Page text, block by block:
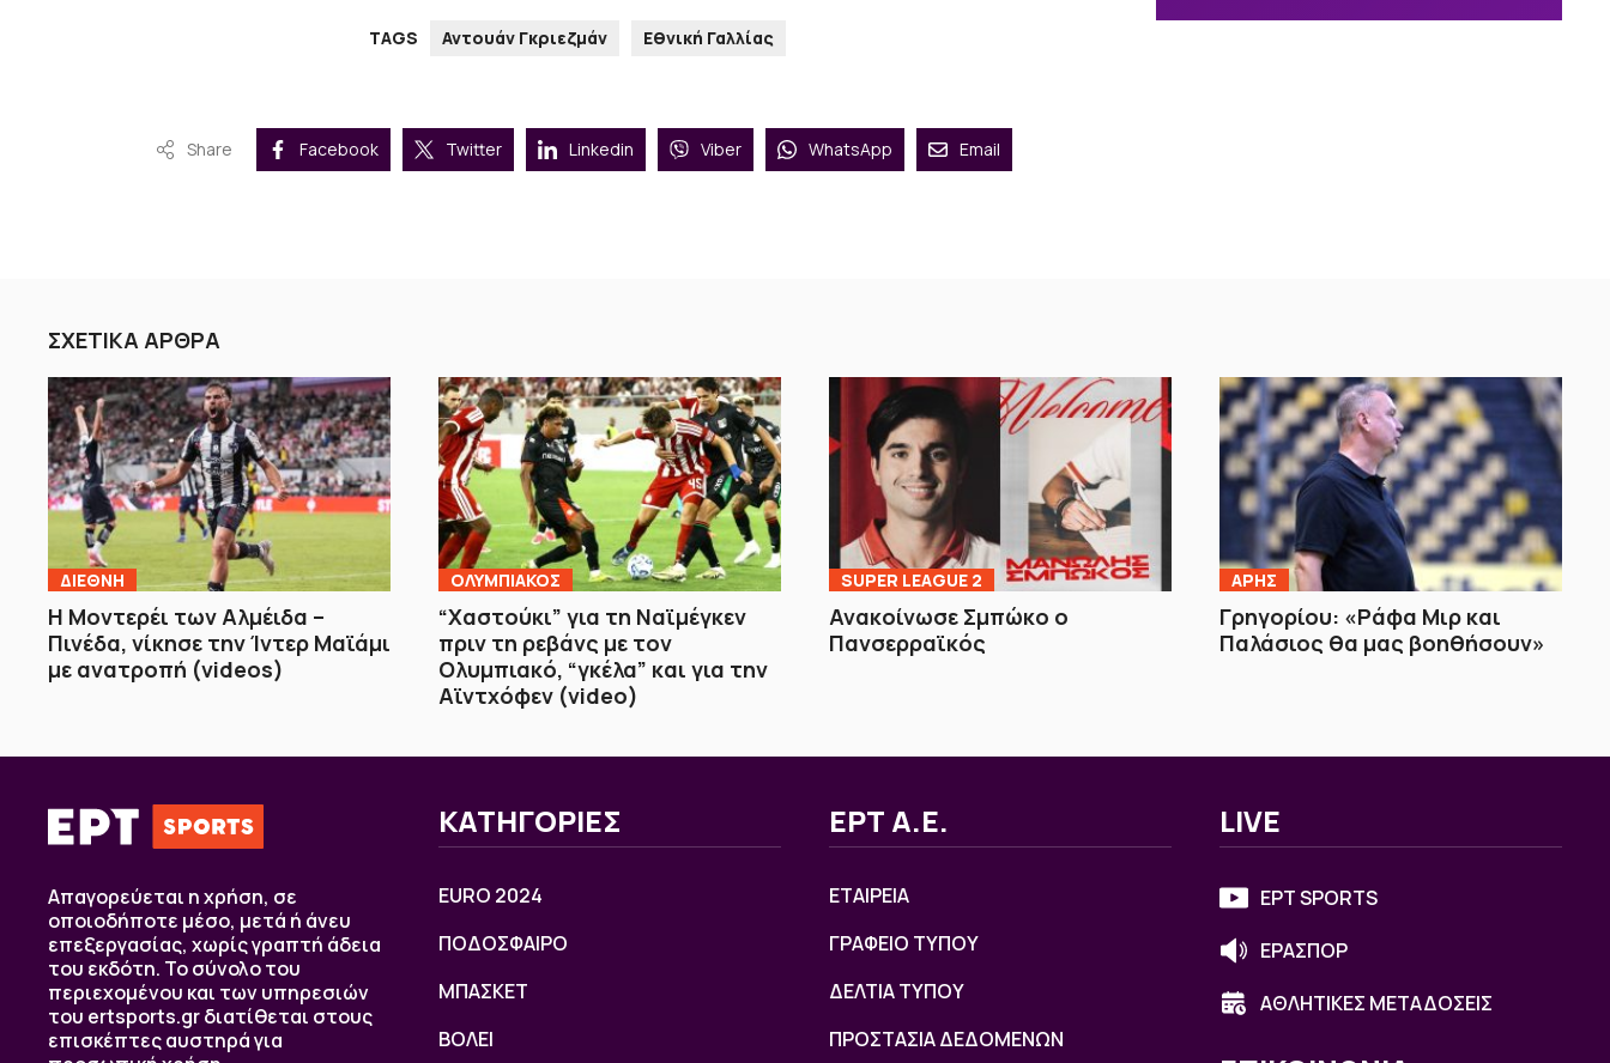
TAGS Αντουάν Γκριεζμάν Εθνική Γαλλίας
Share Facebook Twitter Linkedin Viber WhatsApp Email
ΣΧΕΤΙΚΑ ΑΡΘΡΑ
ΔΙΕΘΝΗ
Η Μοντερέι των Αλμέιδα –
Πινέδα, νίκησε την Ίντερ Μαϊάμι
με ανατροπή (videos)
ΟΛΥΜΠΙΑΚΟΣ
“Χαστούκι” για τη Ναϊμέγκεν
πριν τη ρεβάνς με τον
Ολυμπιακό, “γκέλα” και για την
Αϊντχόφεν (video)
SUPER LEAGUE 2
Ανακοίνωσε Σμπώκο ο
Πανσερραϊκός
ΑΡΗΣ
Γρηγορίου: «Ράφα Μιρ και
Παλάσιος θα μας βοηθήσουν»
Απαγορεύεται η χρήση, σε
οποιοδήποτε μέσο, μετά ή άνευ
επεξεργασίας, χωρίς γραπτή άδεια
του εκδότη. Το σύνολο του
περιεχομένου και των υπηρεσιών
του ertsports.gr διατίθεται στους
επισκέπτες αυστηρά για
ΚΑΤΗΓΟΡΙΕΣ
EURO 2024
ΠΟΔΟΣΦΑΙΡΟ
ΜΠΑΣΚΕΤ
ΒOΛΕΙ
ΕΡΤ Α.Ε.
ΕΤΑΙΡΕΙΑ
ΓΡΑΦΕΙΟ ΤΥΠΟΥ
ΔΕΛΤΙΑ ΤΥΠΟΥ
ΠΡΟΣΤΑΣΙΑ ΔΕΔΟΜΕΝΩΝ
LIVE
ΕΡΤ SPORTS
ΕΡΑΣΠΟΡ
ΑΘΛΗΤΙΚΕΣ ΜΕΤΑΔΟΣΕΙΣ